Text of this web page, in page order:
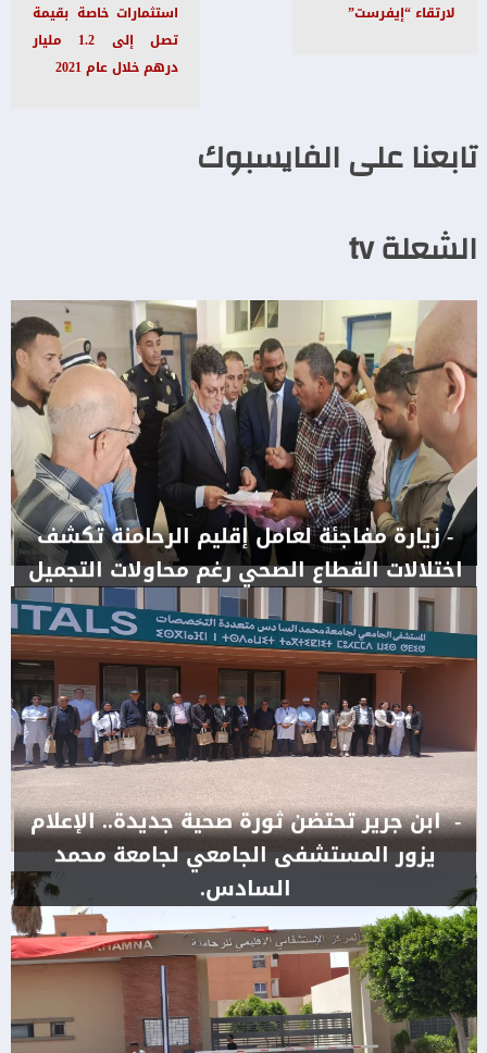
استثمارات خاصة بقيمة
تصل إلى 1.2 مليار
درهم خلال عام 2021
لارتقاء “إيفرست”
تابعنا على الفايسبوك
الشعلة tv
- زيارة مفاجئة لعامل إقليم الرحامنة تكشف
اختلالات القطاع الصحي رغم محاولات التجميل
- ابن جرير تحتضن ثورة صحية جديدة.. الإعلام
يزور المستشفى الجامعي لجامعة محمد
السادس.